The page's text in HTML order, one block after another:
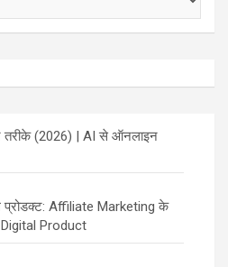
(2026) | AI से ऑनलाइन
प्रोडक्ट: Affiliate Marketing के
Product